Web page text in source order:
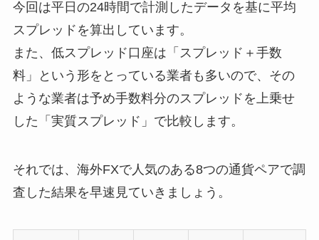
今回は平日の24時間で計測したデータを基に平均
スプレッドを算出しています。
また、低スプレッド口座は「スプレッド＋手数
料」という形をとっている業者も多いので、その
ような業者は予め手数料分のスプレッドを上乗せ
した「実質スプレッド」で比較します。
それでは、海外FXで人気のある8つの通貨ペアで調
査した結果を早速見ていきましょう。